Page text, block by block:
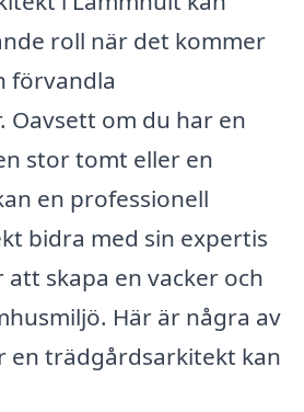
roll när det kommer
förvandla
Oavsett om du har en
stor tomt eller en
en professionell
bidra med sin expertis
skapa en vacker och
Här är några av
en trädgårdsarkitekt kan